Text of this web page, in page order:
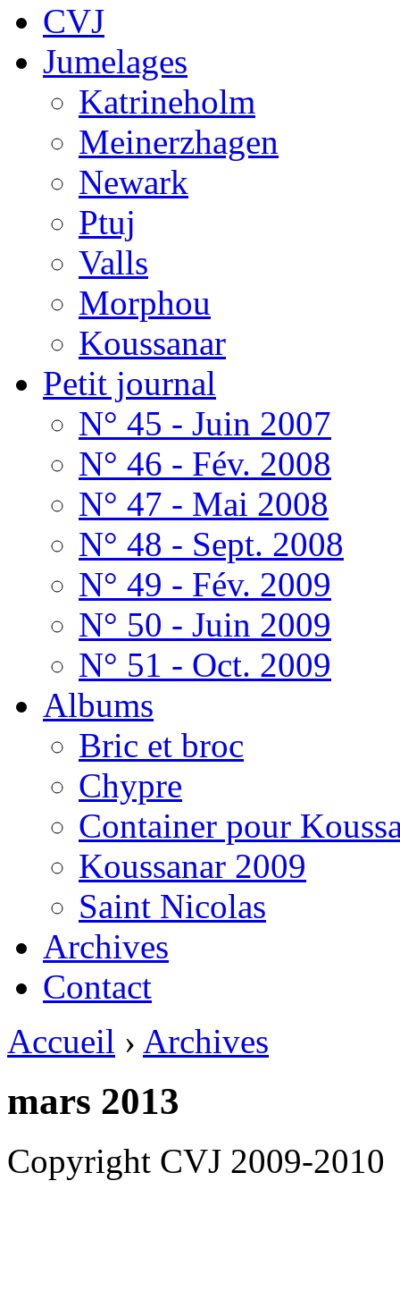
CVJ
Jumelages
Katrineholm
Meinerzhagen
Newark
Ptuj
Valls
Morphou
Koussanar
Petit journal
N° 45 - Juin 2007
N° 46 - Fév. 2008
N° 47 - Mai 2008
N° 48 - Sept. 2008
N° 49 - Fév. 2009
N° 50 - Juin 2009
N° 51 - Oct. 2009
Albums
Bric et broc
Chypre
Container pour
Koussanar 2009
Saint Nicolas
Archives
Contact
Accueil › Archives
mars 2013
Copyright CVJ 2009-2010